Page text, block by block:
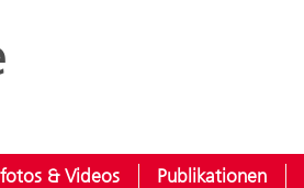
& Videos Publikationen